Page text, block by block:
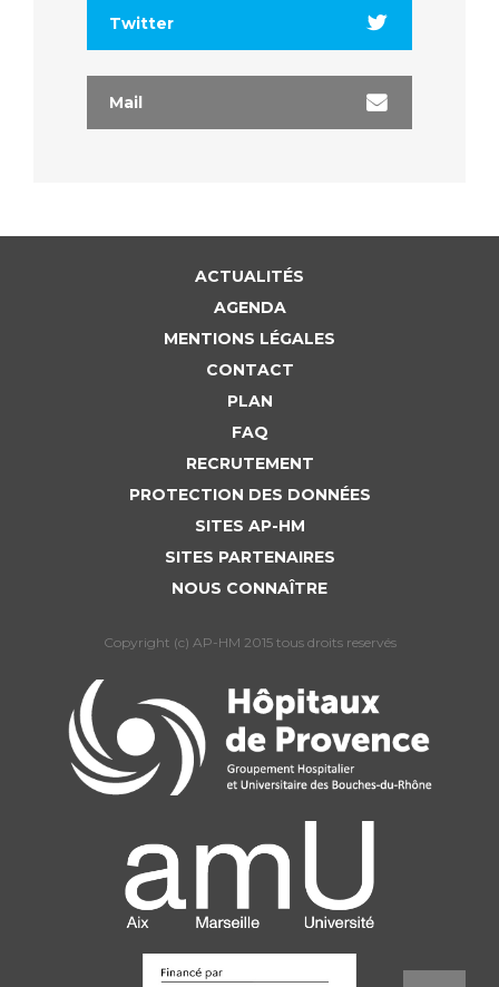
Twitter
Mail
ACTUALITÉS
AGENDA
MENTIONS LÉGALES
CONTACT
PLAN
FAQ
RECRUTEMENT
PROTECTION DES DONNÉES
SITES AP-HM
SITES PARTENAIRES
NOUS CONNAÎTRE
Copyright (c) AP-HM 2015 tous droits reservés